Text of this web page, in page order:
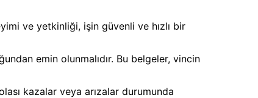
ve yetkinliği, işin güvenli ve hızlı bir
emin olunmalıdır. Bu belgeler, vincin
kazalar veya arızalar durumunda